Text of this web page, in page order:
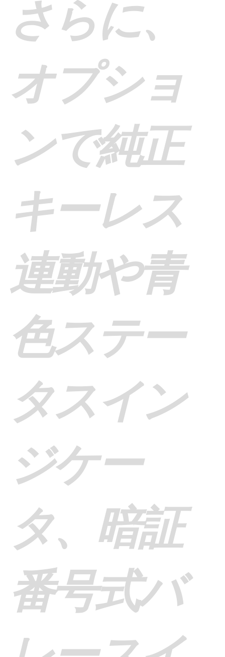
さらに、
オプショ
ンで純正
キーレス
連動や青
色ステー
タスイン
ジケー
タ、暗証
番号式バ